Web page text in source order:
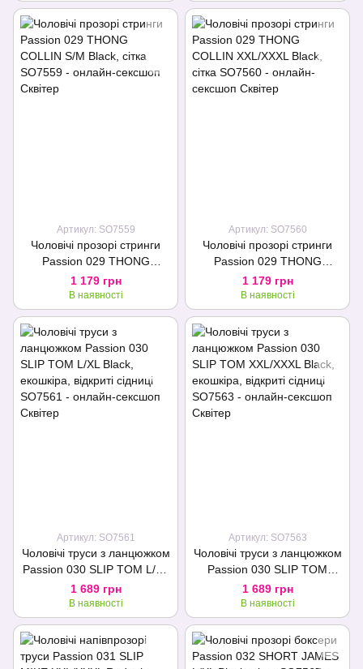
Артикул: SO7559
Чоловічі прозорі стринги
Passion 029 THONG
COLLIN S/M Black, сітка
1 179 грн
В наявності
Артикул: SO7560
Чоловічі прозорі стринги
Passion 029 THONG
COLLIN XXL/XXXL Black,
сітка
1 179 грн
В наявності
Артикул: SO7561
Чоловічі труси з ланцюжком
Passion 030 SLIP TOM L/XL
Black, екошкіра, відкриті
сідниці
1 689 грн
В наявності
Артикул: SO7563
Чоловічі труси з ланцюжком
Passion 030 SLIP TOM
XXL/XXXL Black, екошкіра,
відкриті сідниці
1 689 грн
В наявності